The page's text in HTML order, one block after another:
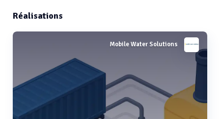
Réalisations
Mobile Water Solutions